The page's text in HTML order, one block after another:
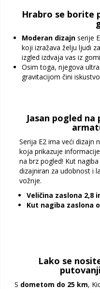
Hrabro se borite
Moderan dizajn serije
koji izražava želju ljudi
izgled izdvaja vas iz
Osim toga, njegova
gravitacijom čini
Jasan pogled
Serija E2 ima veći dizajn
koja prikazuje
na brz pogled! Kut
dizajniran za udobnost i
vožnje.
Veličina zaslona 2,8
Kut nagiba zaslona
Lako se
S dometom do 25 km,